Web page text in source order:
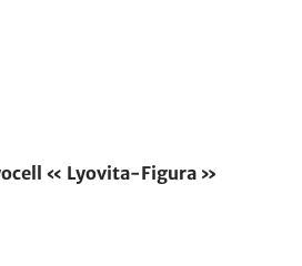
« Lyovita-Figura »